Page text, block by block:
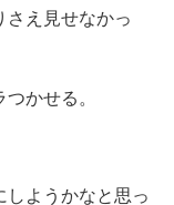
さえ見せなかっ
かせる。
しようかなと思っ